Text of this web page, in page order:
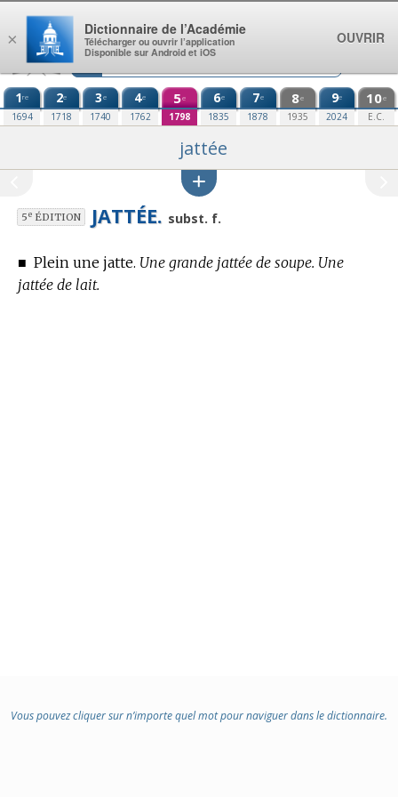
Aller au contenu
1re
1694
2e
1718
3e
1740
4e
1762
5e
1798
6e
1835
7e
1878
8e
1935
9e
2024
10e
E.C.
jattée
5eÉDITION JATTÉE. subst. f.
■ Plein une jatte. Une grande jattée de soupe. Une
jattée de lait.
Vous pouvez cliquer sur n’importe quel mot pour naviguer dans le dictionnaire.
×
Dictionnaire de l’Académie
Télécharger ou ouvrir l’application
Disponible sur Android et iOS
OUVRIR